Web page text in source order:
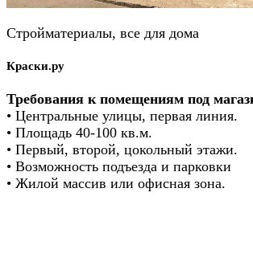
Стройматериалы, все для дома
Краски.ру
Требования к помещениям под
• Центральные улицы, первая линия.
• Площадь 40-100 кв.м.
• Первый, второй, цокольный этажи.
• Возможность подъезда и парковки
• Жилой массив или офисная зона.